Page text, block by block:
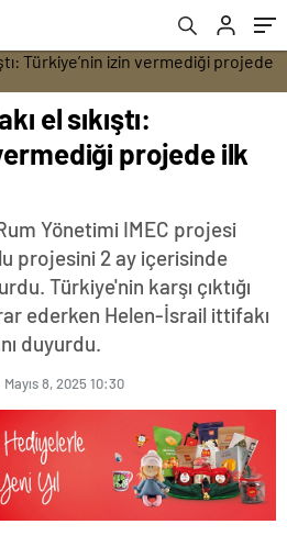
el sıkıştı:
projede ilk
Yönetimi IMEC projesi
projesini 2 ay içerisinde
Türkiye'nin karşı çıktığı
ederken Helen-İsrail ittifakı
duyurdu.
Mayıs 8, 2025 10:30